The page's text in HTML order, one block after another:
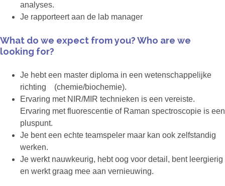
analyses.
Je rapporteert aan de lab manager
What do we expect from you? Who are we
looking for?
Je hebt een master diploma in een wetenschappelijke
richting (chemie/biochemie).
Ervaring met NIR/MIR technieken is een vereiste.
Ervaring met fluorescentie of Raman spectroscopie is een
pluspunt.
Je bent een echte teamspeler maar kan ook zelfstandig
werken.
Je werkt nauwkeurig, hebt oog voor detail, bent leergierig
en werkt graag mee aan vernieuwing.